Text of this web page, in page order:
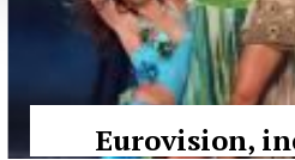
Eurovision,